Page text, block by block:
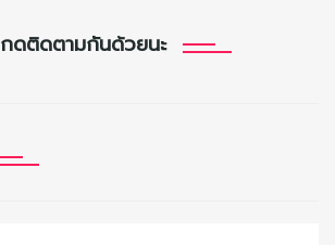
กดติดตามกันด้วยนะ